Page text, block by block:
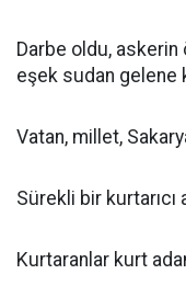
Darbe oldu, askerin
eşek sudan gelene
Vatan, millet,
Sürekli bir kurtarıcı
Kurtaranlar kurt